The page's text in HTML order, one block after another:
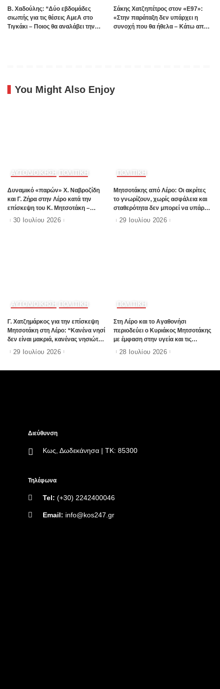
B. Xαδούλης: “Δύο εβδομάδες
σιωπής για τις θέσεις ΑμεΑ στο
Τιγκάκι – Ποιος θα αναλάβει την
Σάκης Χατζηπέτρος στον «Ε97»:
«Στην παράταξη δεν υπάρχει η
συνοχή που θα ήθελα – Κάτω από
You Might Also Enjoy
ΑΥΤΟΔΙΟΙΚΗΣΗ ΠΟΛΙΤΙΚΗ
Δυναμικό «παρών» Χ. Ναβροζίδη
και Γ. Ζήρα στην Λέρο κατά την
επίσκεψη του Κ. Μητσοτάκη –
Παρών και ο Α. Γιαννικουρής
30 Ιουλίου 2026
ΠΟΛΙΤΙΚΗ
Μητσοτάκης από Λέρο: Οι ακρίτες
το γνωρίζουν, χωρίς ασφάλεια και
σταθερότητα δεν μπορεί να υπάρχει
καμία οικονομική ανάπτυξη
29 Ιουλίου 2026
ΑΥΤΟΔΙΟΙΚΗΣΗ ΠΟΛΙΤΙΚΗ
Γ. Χατζημάρκος για την επίσκεψη
Μητσοτάκη στη Λέρο: “Κανένα νησί
δεν είναι μακριά, κανένας νησιώτης
δεν είναι μόνος”
29 Ιουλίου 2026
ΠΟΛΙΤΙΚΗ
Στη Λέρο και το Αγαθονήσι
περιοδεύει ο Κυριάκος Μητσοτάκης
με έμφαση στην υγεία και τις
υποδομές
28 Ιουλίου 2026
Διεύθυνση
Κως, Δωδεκάνησα | ΤΚ: 85300
Τηλέφωνα
Tel: (+30) 2242400046
Email: info@kos247.gr